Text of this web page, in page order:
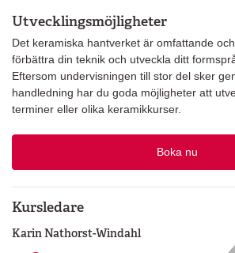
Utvecklingsmöjligheter
Det keramiska hantverket är omfattande
förbättra din teknik och utveckla ditt
Eftersom undervisningen till stor del sker
handledning har du goda möjligheter att
terminer eller olika keramikkurser.
Boka nu
Kursledare
Karin Nathorst-Windahl